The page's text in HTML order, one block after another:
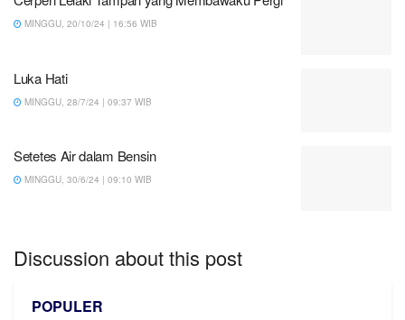
MINGGU, 20/10/24 | 16:56 WIB
Luka Hati
MINGGU, 28/7/24 | 09:37 WIB
Setetes Air dalam Bensin
MINGGU, 30/6/24 | 09:10 WIB
Discussion about this post
POPULER